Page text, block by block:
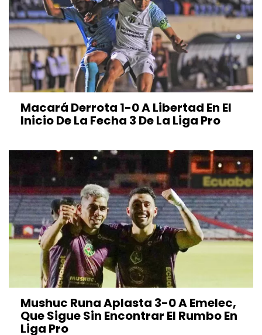
Macará Derrota 1-0 A Libertad En El
Inicio De La Fecha 3 De La Liga Pro
Mushuc Runa Aplasta 3-0 A Emelec,
Que Sigue Sin Encontrar El Rumbo En
Liga Pro